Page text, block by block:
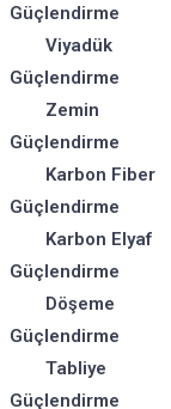
Güçlendirme
Viyadük
Güçlendirme
Zemin
Güçlendirme
Karbon Fiber
Güçlendirme
Karbon Elyaf
Güçlendirme
Döşeme
Güçlendirme
Tabliye
Güçlendirme